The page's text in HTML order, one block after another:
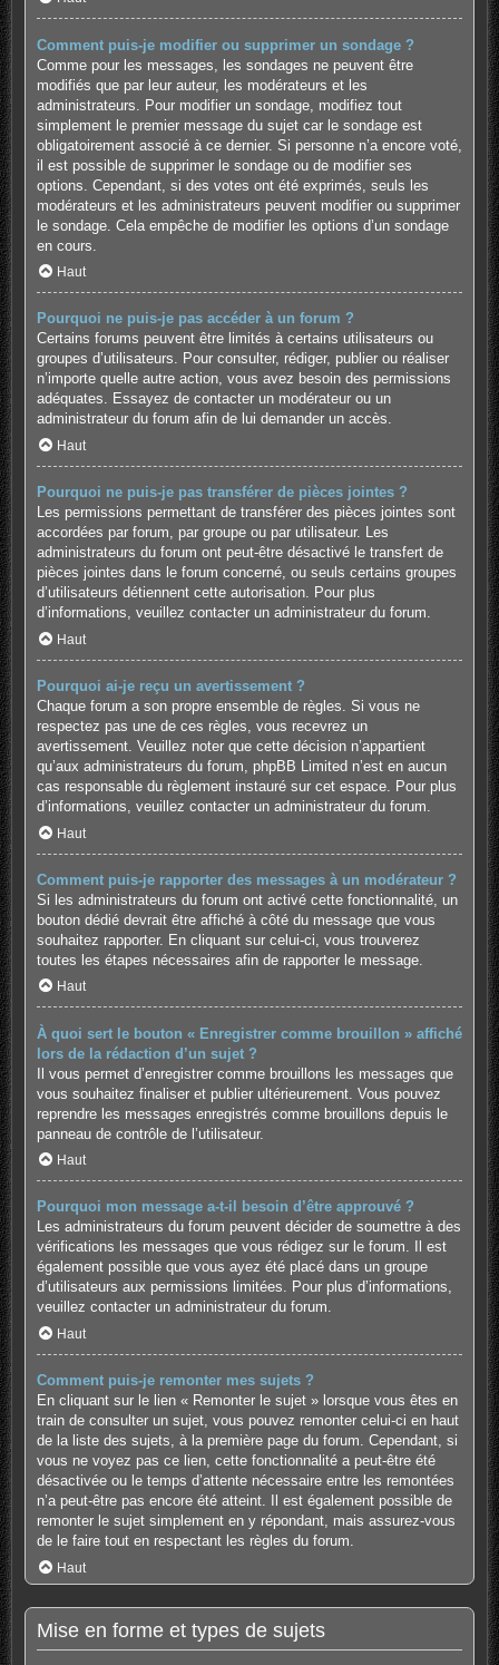
Comment puis-je modifier ou supprimer un sondage ?
Comme pour les messages, les sondages ne peuvent être
modifiés que par leur auteur, les modérateurs et les
administrateurs. Pour modifier un sondage, modifiez tout
simplement le premier message du sujet car le sondage est
obligatoirement associé à ce dernier. Si personne n’a encore voté,
il est possible de supprimer le sondage ou de modifier ses
options. Cependant, si des votes ont été exprimés, seuls les
modérateurs et les administrateurs peuvent modifier ou supprimer
le sondage. Cela empêche de modifier les options d’un sondage
en cours.
Haut
Pourquoi ne puis-je pas accéder à un forum ?
Certains forums peuvent être limités à certains utilisateurs ou
groupes d’utilisateurs. Pour consulter, rédiger, publier ou réaliser
n’importe quelle autre action, vous avez besoin des permissions
adéquates. Essayez de contacter un modérateur ou un
administrateur du forum afin de lui demander un accès.
Haut
Pourquoi ne puis-je pas transférer de pièces jointes ?
Les permissions permettant de transférer des pièces jointes sont
accordées par forum, par groupe ou par utilisateur. Les
administrateurs du forum ont peut-être désactivé le transfert de
pièces jointes dans le forum concerné, ou seuls certains groupes
d’utilisateurs détiennent cette autorisation. Pour plus
d’informations, veuillez contacter un administrateur du forum.
Haut
Pourquoi ai-je reçu un avertissement ?
Chaque forum a son propre ensemble de règles. Si vous ne
respectez pas une de ces règles, vous recevrez un
avertissement. Veuillez noter que cette décision n’appartient
qu’aux administrateurs du forum, phpBB Limited n’est en aucun
cas responsable du règlement instauré sur cet espace. Pour plus
d’informations, veuillez contacter un administrateur du forum.
Haut
Comment puis-je rapporter des messages à un modérateur ?
Si les administrateurs du forum ont activé cette fonctionnalité, un
bouton dédié devrait être affiché à côté du message que vous
souhaitez rapporter. En cliquant sur celui-ci, vous trouverez
toutes les étapes nécessaires afin de rapporter le message.
Haut
À quoi sert le bouton « Enregistrer comme brouillon » affiché
lors de la rédaction d’un sujet ?
Il vous permet d’enregistrer comme brouillons les messages que
vous souhaitez finaliser et publier ultérieurement. Vous pouvez
reprendre les messages enregistrés comme brouillons depuis le
panneau de contrôle de l’utilisateur.
Haut
Pourquoi mon message a-t-il besoin d’être approuvé ?
Les administrateurs du forum peuvent décider de soumettre à des
vérifications les messages que vous rédigez sur le forum. Il est
également possible que vous ayez été placé dans un groupe
d’utilisateurs aux permissions limitées. Pour plus d’informations,
veuillez contacter un administrateur du forum.
Haut
Comment puis-je remonter mes sujets ?
En cliquant sur le lien « Remonter le sujet » lorsque vous êtes en
train de consulter un sujet, vous pouvez remonter celui-ci en haut
de la liste des sujets, à la première page du forum. Cependant, si
vous ne voyez pas ce lien, cette fonctionnalité a peut-être été
désactivée ou le temps d’attente nécessaire entre les remontées
n’a peut-être pas encore été atteint. Il est également possible de
remonter le sujet simplement en y répondant, mais assurez-vous
de le faire tout en respectant les règles du forum.
Haut
Mise en forme et types de sujets